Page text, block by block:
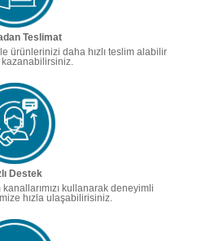
Teslimat
ürünlerinizi daha hızlı teslim alabilir
Destek
kullanarak deneyimli
hızla ulaşabilirisiniz.